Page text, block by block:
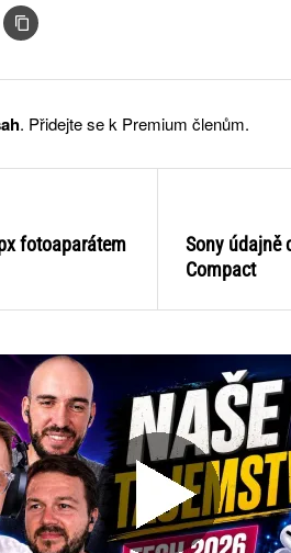
. Přidejte se k Premium členům.
fotoaparátem
Sony údajně
Compact